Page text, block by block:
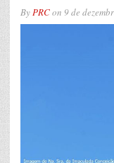
ByPRCon 9 de